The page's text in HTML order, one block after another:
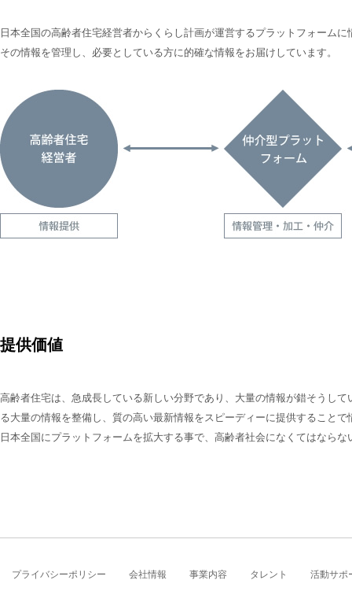
日本全国の高齢者住宅経営者からくらし計画が運営するプラットフォーム
その情報を管理し、必要としている方に的確な情報をお届けしています。
提供価値
高齢者住宅は、急成長している新しい分野であり、大量の情報が錯そうし
る大量の情報を整備し、質の高い最新情報をスピーディーに提供すること
日本全国にプラットフォームを拡大する事で、高齢者社会になくてはなら
プライバシーポリシー 会社情報 事業内容 タレント 活動サポ